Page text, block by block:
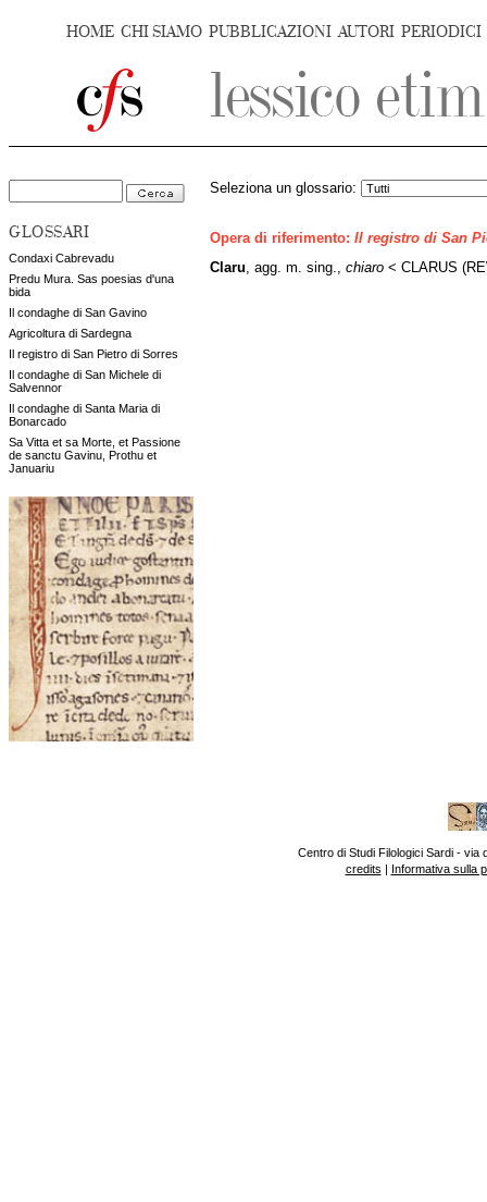
HOME CHI SIAMO PUBBLICAZIONI AUTORI PERIODICI
GLOSSARI
Condaxi Cabrevadu
Predu Mura. Sas poesias d'una
bida
Il condaghe di San Gavino
Agricoltura di Sardegna
Il registro di San Pietro di Sorres
Il condaghe di San Michele di
Salvennor
Il condaghe di Santa Maria di
Bonarcado
Sa Vitta et sa Morte, et Passione
de sanctu Gavinu, Prothu et
Januariu
Seleziona un glossario:
Opera di riferimento: Il registro di San
Claru , agg. m. sing., chiaro < CLARUS
Centro di Studi Filologici Sardi - via
credits | Informativa sulla